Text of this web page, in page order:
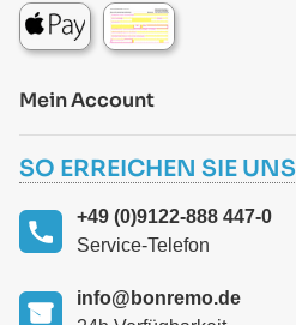
Mein Account
SO ERREICHEN SIE UNS
+49 (0)9122-888 447-0
Service-Telefon
info@bonremo.de